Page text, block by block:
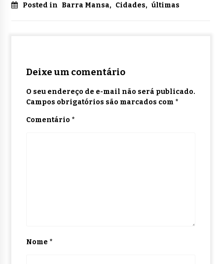
Posted in Barra Mansa, Cidades, últimas
Deixe um comentário
O seu endereço de e-mail não será publicado.
Campos obrigatórios são marcados com *
Comentário *
Nome *